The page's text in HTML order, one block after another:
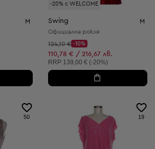
M
-20% с WELCOME
Swing M
Официална рокля
Начална цена:
124,10 €
Discount Price:
-10%
Намалена цена:
110,78 € / 216,67 лв.
Препоръчителна цена:
RRP 139,00 € (-20%)
50 19